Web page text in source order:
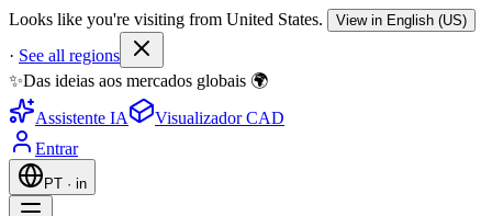
Looks like you're visiting from United States. View in English (US)
· See all regions
✨Das ideias aos mercados globais 🌍
Assistente IA
Visualizador CAD
Entrar
PT · in